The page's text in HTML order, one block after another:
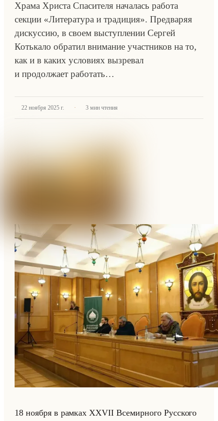
Храма Христа Спасителя началась работа
секции «Литература и традиция». Предваряя
дискуссию, в своем выступлении Сергей
Котькало обратил внимание участников на то,
как и в каких условиях вызревал
и продолжает работать…
22 ноября 2025 г. · 3 мин чтения
18 но­яб­ря в рам­ках XXVII Все­мир­но­го Рус­ско­го